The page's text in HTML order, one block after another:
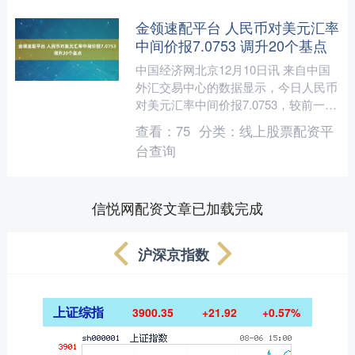
金领速配平台 人民币对美元汇率
中间价报7.0753 调升20个基点
中国经济网北京12月10日讯 来自中国
外汇交易中心的数据显示，今日人民币
对美元汇率中间价报7.0753，较前一交
易日调升20个基点。 中国人民银行授
权中国外汇交....
查看： 75 分类： 线上股票配资平
台查询
信悦网配资文章已加载完成
沪深京指数
上证综指 3900.35 +21.92 +0.57%